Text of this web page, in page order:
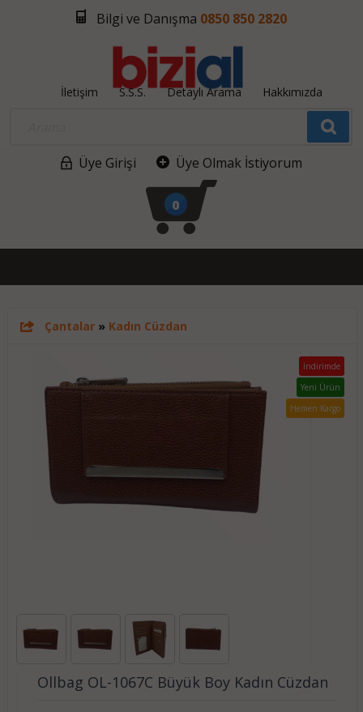
Bilgi ve Danışma 0850 850 2820
İletişim S.S.S. Detaylı Arama Hakkımızda
Üye Girişi Üye Olmak İstiyorum
0
Çantalar» Kadın Cüzdan
İndirimde
Yeni Ürün
Hemen Kargo
Ollbag OL-1067C Büyük Boy Kadın Cüzdan